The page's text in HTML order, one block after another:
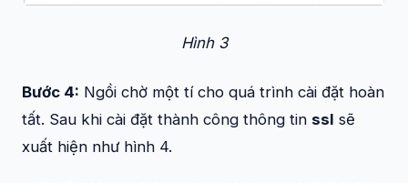
Hình 3
Bước 4: Ngồi chờ một tí cho quá trình cài đặt hoàn
tất. Sau khi cài đặt thành công thông tin ssl sẽ
xuất hiện như hình 4.